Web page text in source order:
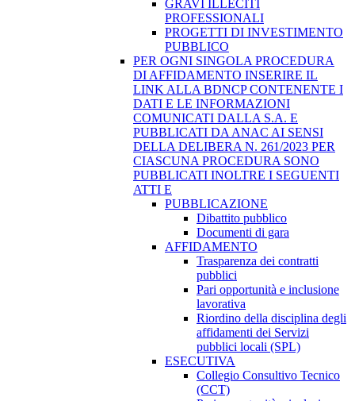
GRAVI ILLECITI
PROFESSIONALI
PROGETTI DI INVESTIMENTO
PUBBLICO
PER OGNI SINGOLA PROCEDURA
DI AFFIDAMENTO INSERIRE IL
LINK ALLA BDNCP CONTENENTE I
DATI E LE INFORMAZIONI
COMUNICATI DALLA S.A. E
PUBBLICATI DA ANAC AI SENSI
DELLA DELIBERA N. 261/2023 PER
CIASCUNA PROCEDURA SONO
PUBBLICATI INOLTRE I SEGUENTI
ATTI E
PUBBLICAZIONE
Dibattito pubblico
Documenti di gara
AFFIDAMENTO
Trasparenza dei contratti
pubblici
Pari opportunità e inclusione
lavorativa
Riordino della disciplina degli
affidamenti dei Servizi
pubblici locali (SPL)
ESECUTIVA
Collegio Consultivo Tecnico
(CCT)